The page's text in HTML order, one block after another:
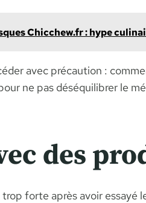
Chicchew.fr : hype
avec précaution :
ne pas déséquilibrer le
des
forte après avoir essayé